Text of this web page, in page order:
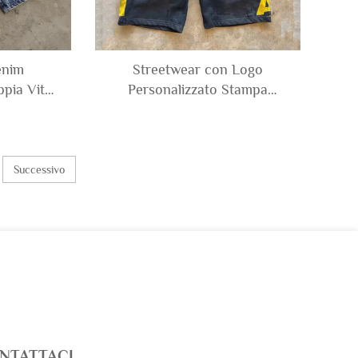
Vita
Streetwear con Logo
Personalizzato Stampa
Successivo